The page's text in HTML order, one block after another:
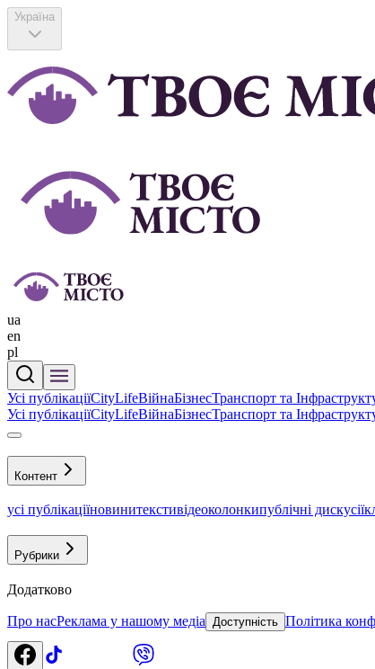
Україна
ua
en
pl
Усі публікаціїCityLifeВійнаБізнесТранспорт та
Усі публікаціїCityLifeВійнаБізнесТранспорт та
Контент
усі публікаціїновинитекстивідеоколонкипублічні дискусії
Рубрики
Додатково
Про насРеклама у нашому медіа Доступність Політика